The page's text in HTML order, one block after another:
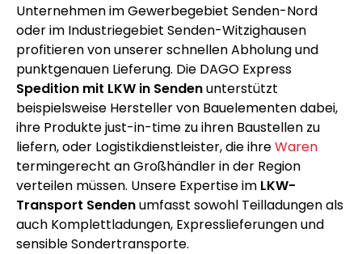
Unternehmen im Gewerbegebiet Senden-Nord
oder im Industriegebiet Senden-Witzighausen
profitieren von unserer schnellen Abholung und
punktgenauen Lieferung. Die DAGO Express
Spedition mit LKW in Sendenunterstützt
beispielsweise Hersteller von Bauelementen dabei,
ihre Produkte just-in-time zu ihren Baustellen zu
liefern, oder Logistikdienstleister, die ihreWaren
termingerecht an Großhändler in der Region
verteilen müssen. Unsere Expertise im LKW-
Transport Sendenumfasst sowohl Teilladungen als
auch Komplettladungen, Expresslieferungen und
sensible Sondertransporte.